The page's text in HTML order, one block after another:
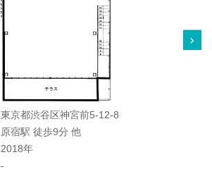
東京都渋谷区神宮前5-12-8
原宿駅 徒歩9分 他
2018年
-